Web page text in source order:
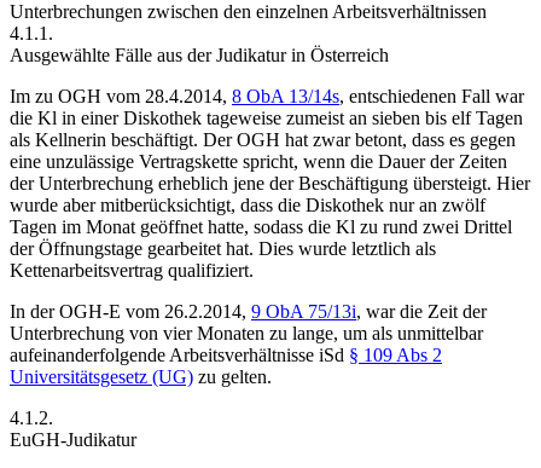
Unterbrechungen zwischen den einzelnen Arbeitsverhältnissen
4.1.1.
Ausgewählte Fälle aus der Judikatur in Österreich
Im zu OGH vom 28.4.2014, 8 ObA 13/14s, entschiedenen Fall war
die Kl in einer Diskothek tageweise zumeist an sieben bis elf Tagen
als Kellnerin beschäftigt. Der OGH hat zwar betont, dass es gegen
eine unzulässige Vertragskette spricht, wenn die Dauer der Zeiten
der Unterbrechung erheblich jene der Beschäftigung übersteigt. Hier
wurde aber mitberücksichtigt, dass die Diskothek nur an zwölf
Tagen im Monat geöffnet hatte, sodass die Kl zu rund zwei Drittel
der Öffnungstage gearbeitet hat. Dies wurde letztlich als
Kettenarbeitsvertrag qualifiziert.
In derOGH-E vom 26.2.2014, 9 ObA 75/13i, war die Zeit der
Unterbrechung von vier Monaten zu lange, um als unmittelbar
aufeinanderfolgende Arbeitsverhältnisse iSd § 109 Abs 2
Universitätsgesetz (UG) zu gelten.
4.1.2.
EuGH-Judikatur